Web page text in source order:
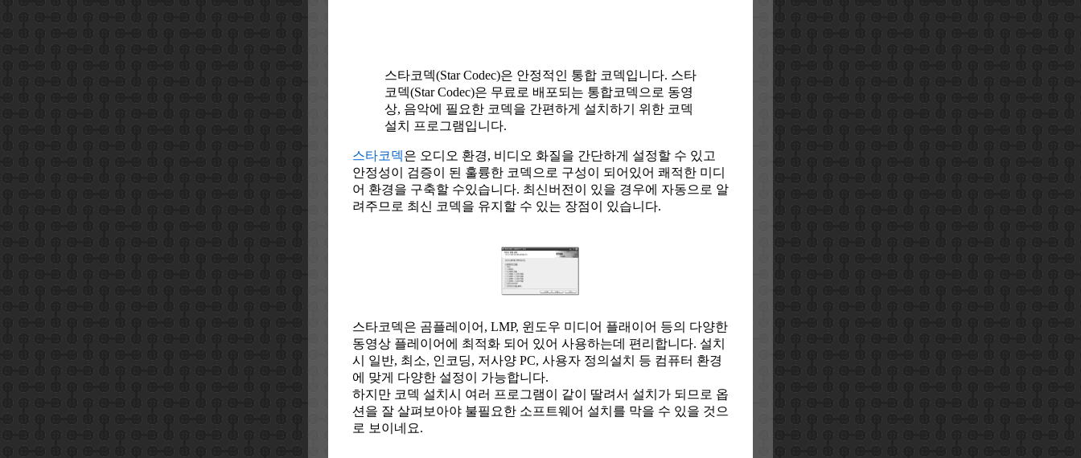
스타코덱(Star Codec)은 안정적인 통합 코덱입니다. 스타
코덱(Star Codec)은 무료로 배포되는 통합코덱으로 동영
상, 음악에 필요한 코덱을 간편하게 설치하기 위한 코덱
설치 프로그램입니다.
스타코덱은 오디오 환경, 비디오 화질을 간단하게 설정할 수 있고
안정성이 검증이 된 훌륭한 코덱으로 구성이 되어있어 쾌적한 미디
어 환경을 구축할 수있습니다. 최신버전이 있을 경우에 자동으로 알
려주므로 최신 코덱을 유지할 수 있는 장점이 있습니다.
스타코덱은 곰플레이어, LMP, 윈도우 미디어 플래이어 등의 다양한
동영상 플레이어에 최적화 되어 있어 사용하는데 편리합니다. 설치
시 일반, 최소, 인코딩, 저사양 PC, 사용자 정의설치 등 컴퓨터 환경
에 맞게 다양한 설정이 가능합니다.
하지만 코덱 설치시 여러 프로그램이 같이 딸려서 설치가 되므로 옵
션을 잘 살펴보아야 불필요한 소프트웨어 설치를 막을 수 있을 것으
로 보이네요.